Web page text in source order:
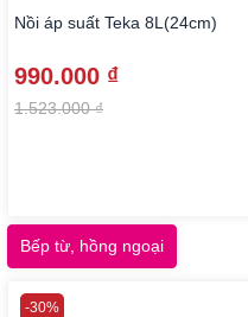
Nồi áp suất Teka 8L(24cm)
990.000 ₫
1.523.000 ₫
Bếp từ, hồng ngoại
-30%